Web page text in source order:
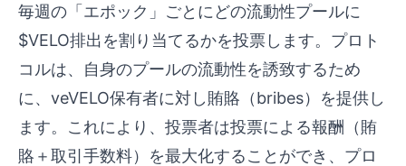
毎週の「エポック」ごとにどの流動性プールに
$VELO排出を割り当てるかを投票します。プロト
コルは、自身のプールの流動性を誘致するため
に、veVELO保有者に対し賄賂（bribes）を提供し
ます。これにより、投票者は投票による報酬（賄
賂＋取引手数料）を最大化することができ、プロ